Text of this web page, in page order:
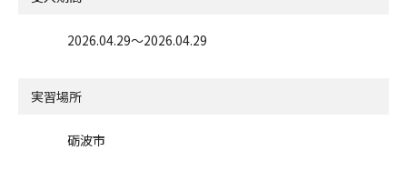
2026.04.29〜2026.04.29
実習場所
砺波市